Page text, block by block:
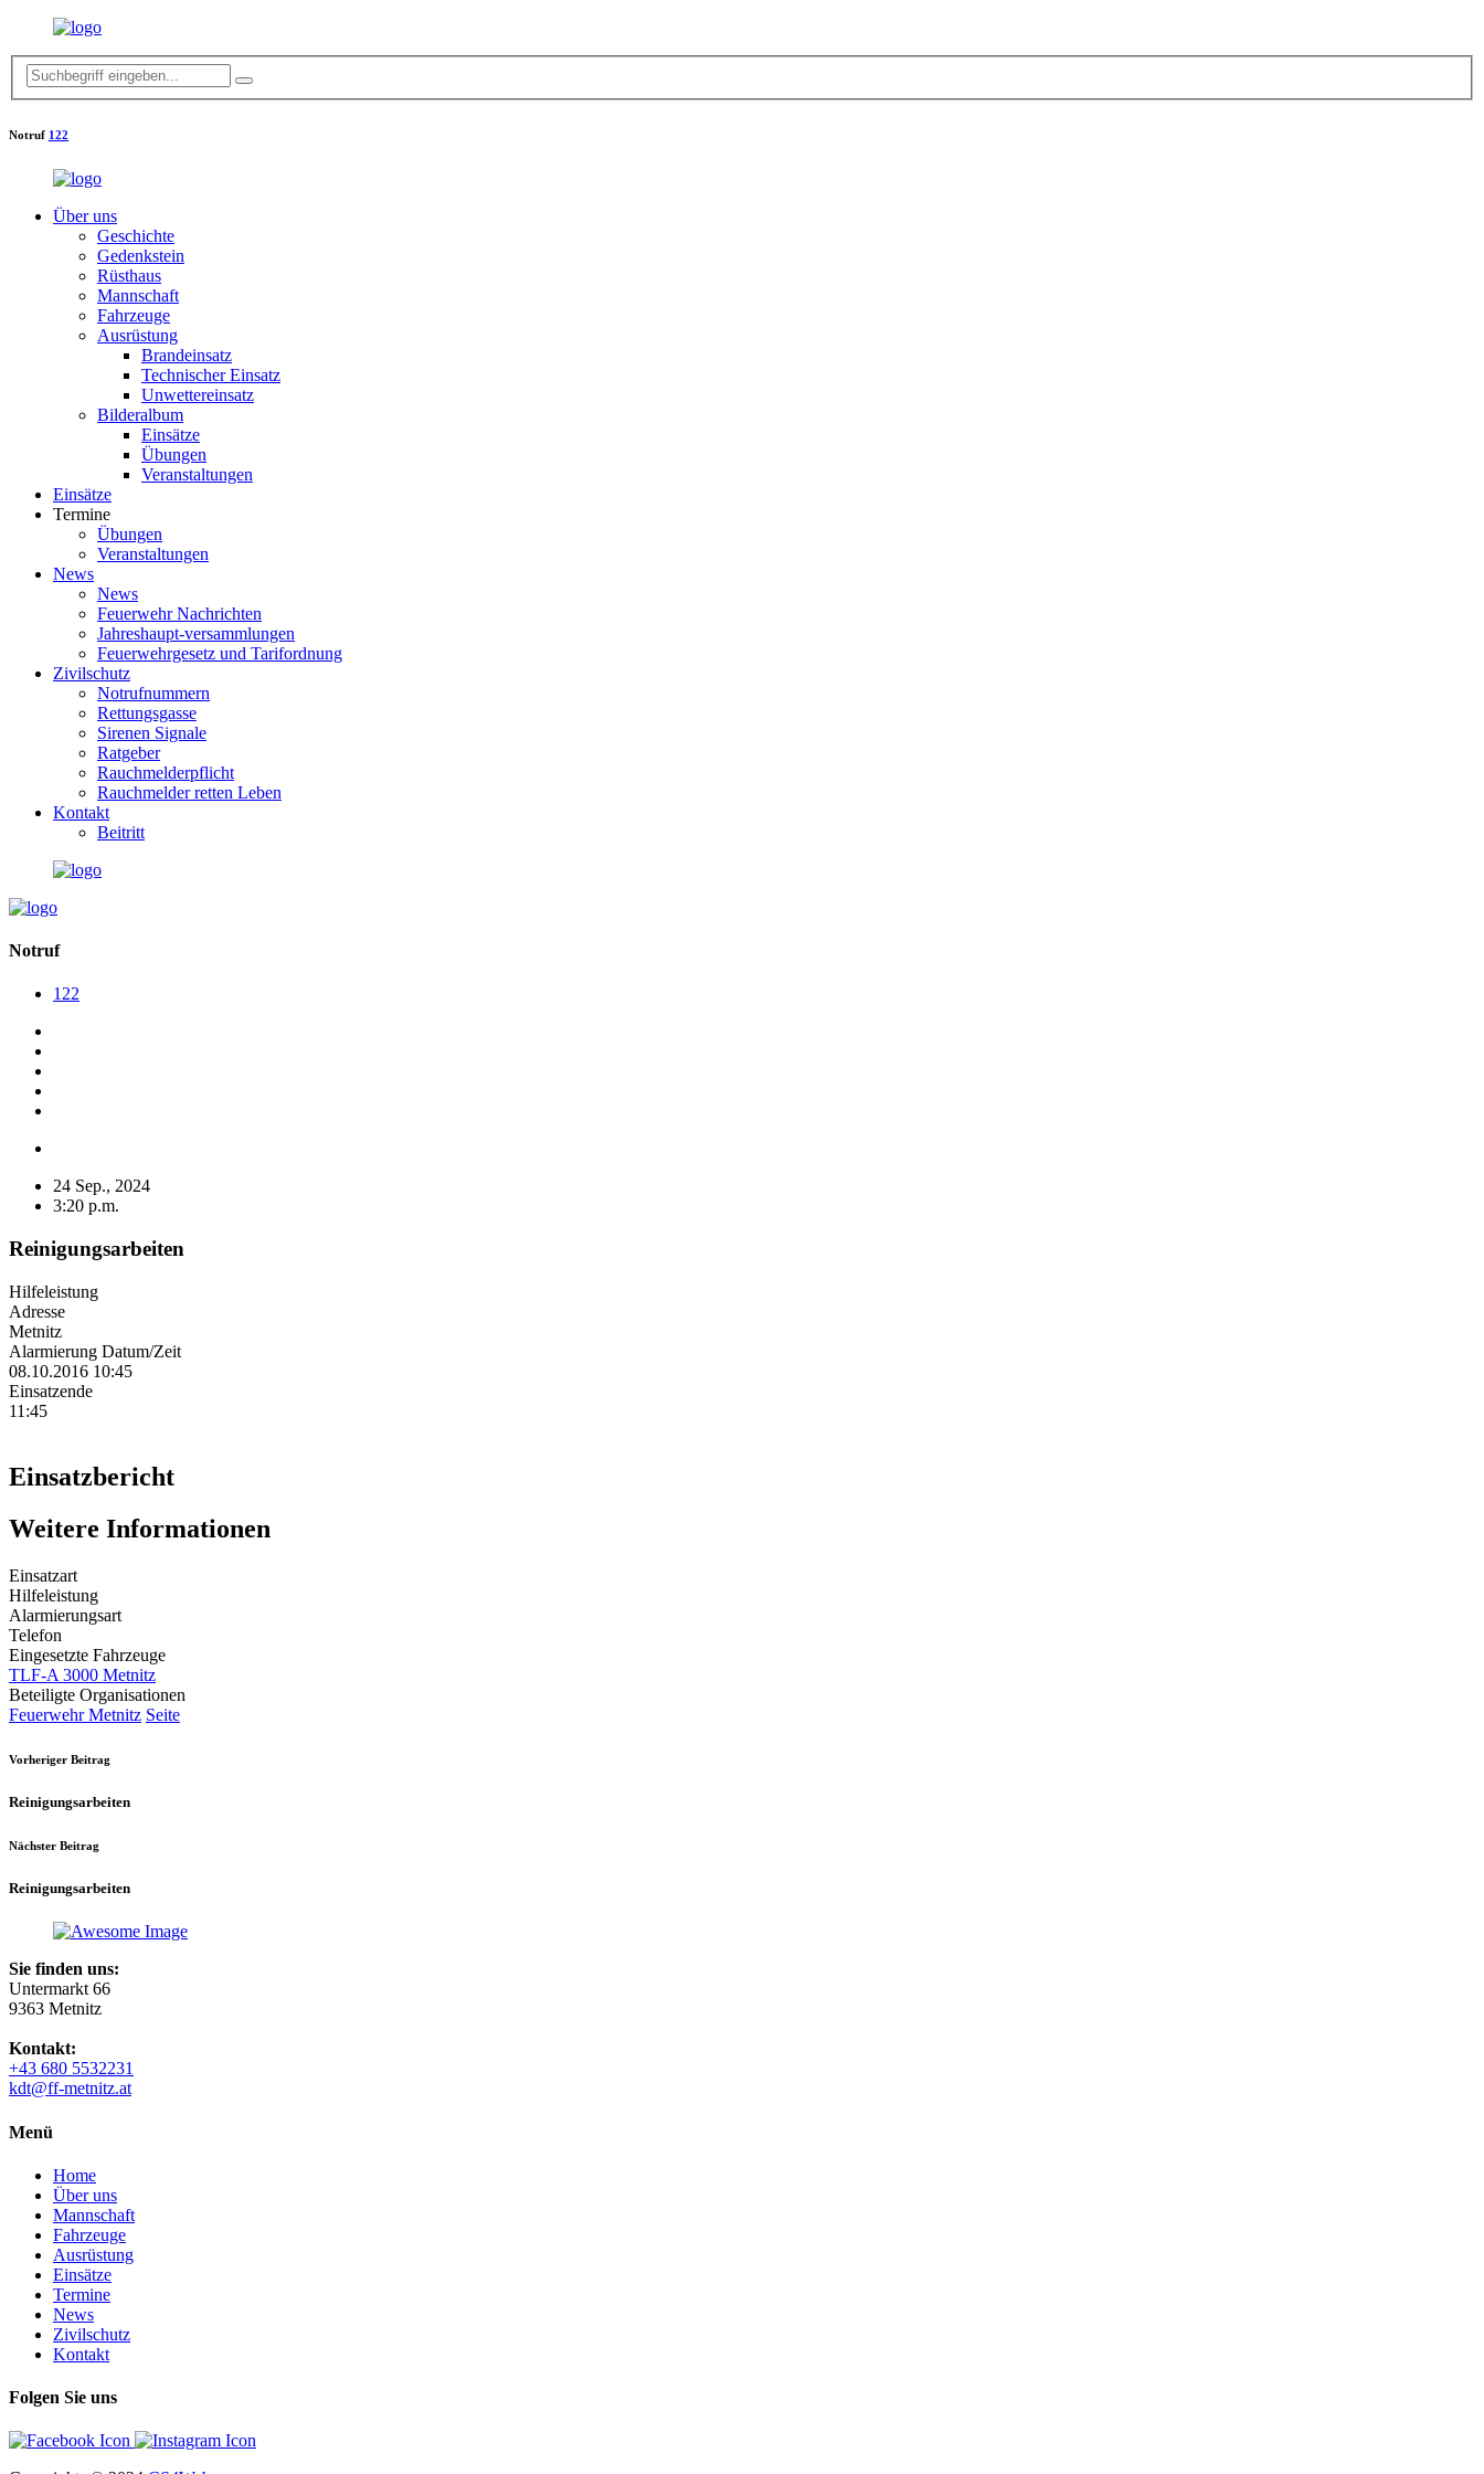
Notruf 122
Über uns
Geschichte
Gedenkstein
Rüsthaus
Mannschaft
Fahrzeuge
Ausrüstung
Brandeinsatz
Technischer Einsatz
Unwettereinsatz
Bilderalbum
Einsätze
Übungen
Veranstaltungen
Einsätze
Termine
Übungen
Veranstaltungen
News
News
Feuerwehr Nachrichten
Jahreshaupt-versammlungen
Feuerwehrgesetz und Tarifordnung
Zivilschutz
Notrufnummern
Rettungsgasse
Sirenen Signale
Ratgeber
Rauchmelderpflicht
Rauchmelder retten Leben
Kontakt
Beitritt
Notruf
122
24 Sep., 2024
3:20 p.m.
Reinigungsarbeiten
Hilfeleistung
Adresse
Metnitz
Alarmierung Datum/Zeit
08.10.2016 10:45
Einsatzende
11:45
Einsatzbericht
Weitere Informationen
Einsatzart
Hilfeleistung
Alarmierungsart
Telefon
Eingesetzte Fahrzeuge
TLF-A 3000 Metnitz
Beteiligte Organisationen
Feuerwehr Metnitz Seite
Vorheriger Beitrag
Reinigungsarbeiten
Nächster Beitrag
Reinigungsarbeiten
Sie finden uns:
Untermarkt 66
9363 Metnitz
Kontakt:
+43 680 5532231
kdt@ff-metnitz.at
Menü
Home
Über uns
Mannschaft
Fahrzeuge
Ausrüstung
Einsätze
Termine
News
Zivilschutz
Kontakt
Folgen Sie uns